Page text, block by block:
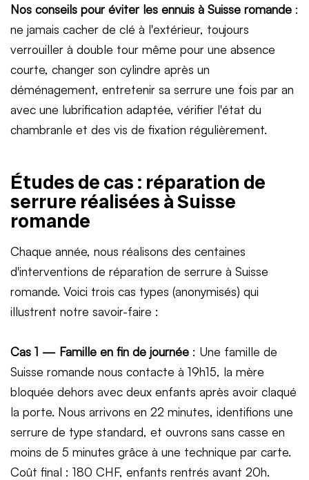
Nos conseils pour éviter les ennuis à Suisse romande :
ne jamais cacher de clé à l'extérieur, toujours
verrouiller à double tour même pour une absence
courte, changer son cylindre après un
déménagement, entretenir sa serrure une fois par an
avec une lubrification adaptée, vérifier l'état du
chambranle et des vis de fixation régulièrement.
Études de cas : réparation de
serrure réalisées à Suisse
romande
Chaque année, nous réalisons des centaines
d'interventions de réparation de serrure à Suisse
romande. Voici trois cas types (anonymisés) qui
illustrent notre savoir-faire :
Cas 1 — Famille en fin de journée : Une famille de
Suisse romande nous contacte à 19h15, la mère
bloquée dehors avec deux enfants après avoir claqué
la porte. Nous arrivons en 22 minutes, identifions une
serrure de type standard, et ouvrons sans casse en
moins de 5 minutes grâce à une technique par carte.
Coût final : 180 CHF, enfants rentrés avant 20h.